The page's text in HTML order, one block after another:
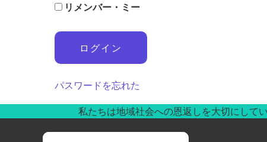
リメンバー・ミー
パスワードを忘れた
私たちは地域社会への恩返しを大切にして